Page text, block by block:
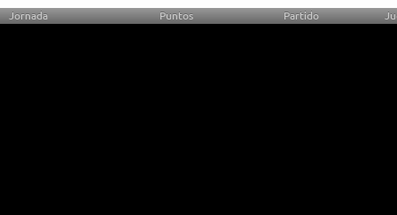
Jornada Puntos Partido